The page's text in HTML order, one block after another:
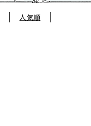
人気順